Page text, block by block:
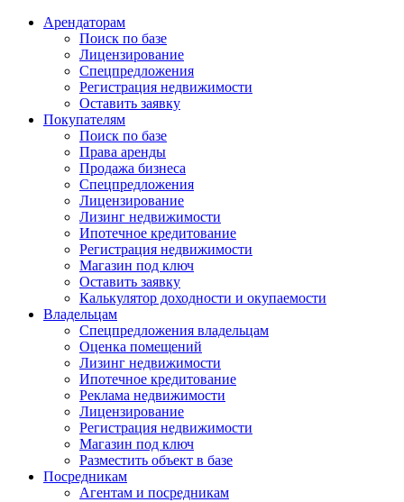
Арендаторам
Поиск по базе
Лицензирование
Спецпредложения
Регистрация недвижимости
Оставить заявку
Покупателям
Поиск по базе
Права аренды
Продажа бизнеса
Спецпредложения
Лицензирование
Лизинг недвижимости
Ипотечное кредитование
Регистрация недвижимости
Магазин под ключ
Оставить заявку
Калькулятор доходности и окупаемости
Владельцам
Спецпредложения владельцам
Оценка помещений
Лизинг недвижимости
Ипотечное кредитование
Реклама недвижимости
Лицензирование
Регистрация недвижимости
Магазин под ключ
Разместить объект в базе
Посредникам
Агентам и посредникам